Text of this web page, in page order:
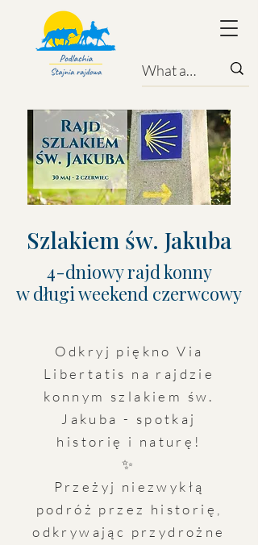
Szlakiem św. Jakuba
4-dniowy rajd konny
w długi weekend czerwcowy
Odkryj piękno Via
Libertatis na rajdzie
konnym szlakiem św.
Jakuba - spotkaj
historię i naturę!
✨
Przeżyj niezwykłą
podróż przez historię,
odkrywając przydrożne